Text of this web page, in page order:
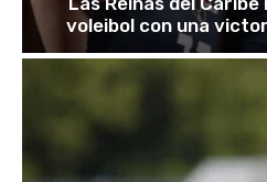
voleibol con una